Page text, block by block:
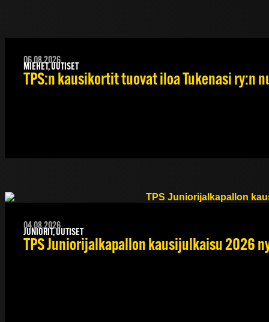
06.08.2026
MIEHET, UUTISET
TPS:n kausikortit tuovat iloa Tukenasi ry:n
04.08.2026
JUNIORIT, UUTISET
TPS Juniorijalkapallon kausijulkaisu 2026